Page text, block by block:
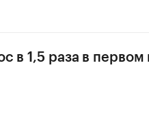
в 1,5 раза в первом